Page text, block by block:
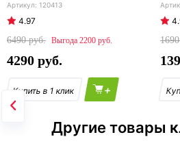
120413
4.97
6490
2200
4290
+
Другие товары